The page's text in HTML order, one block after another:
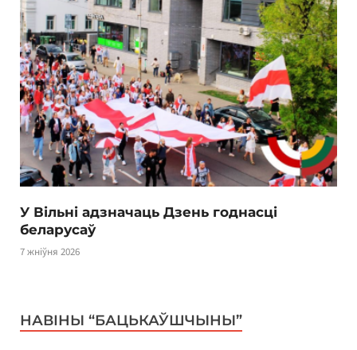
У Вільні адзначаць Дзень годнасці
беларусаў
7 жніўня 2026
НАВІНЫ “БАЦЬКАЎШЧЫНЫ”